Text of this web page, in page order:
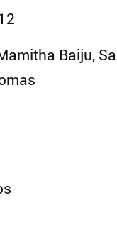
Baiju,